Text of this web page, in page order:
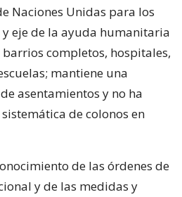
Naciones Unidas para los
eje de la ayuda humanitaria
completos, hospitales,
mantiene una
asentamientos y no ha
de colonos en
de las órdenes de
y de las medidas y